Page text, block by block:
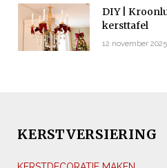
DIY |
kersttafel
12 november 2025
KERSTVERSIERING